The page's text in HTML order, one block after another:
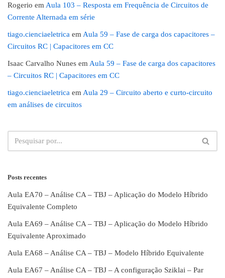
Rogerio em Aula 103 – Resposta em Frequência de Circuitos de
Corrente Alternada em série
tiago.cienciaeletrica em Aula 59 – Fase de carga dos capacitores –
Circuitos RC | Capacitores em CC
Isaac Carvalho Nunes em Aula 59 – Fase de carga dos capacitores
– Circuitos RC | Capacitores em CC
tiago.cienciaeletrica em Aula 29 – Circuito aberto e curto-circuito
em análises de circuitos
Posts recentes
Aula EA70 – Análise CA – TBJ – Aplicação do Modelo Híbrido
Equivalente Completo
Aula EA69 – Análise CA – TBJ – Aplicação do Modelo Híbrido
Equivalente Aproximado
Aula EA68 – Análise CA – TBJ – Modelo Híbrido Equivalente
Aula EA67 – Análise CA – TBJ – A configuração Sziklai – Par